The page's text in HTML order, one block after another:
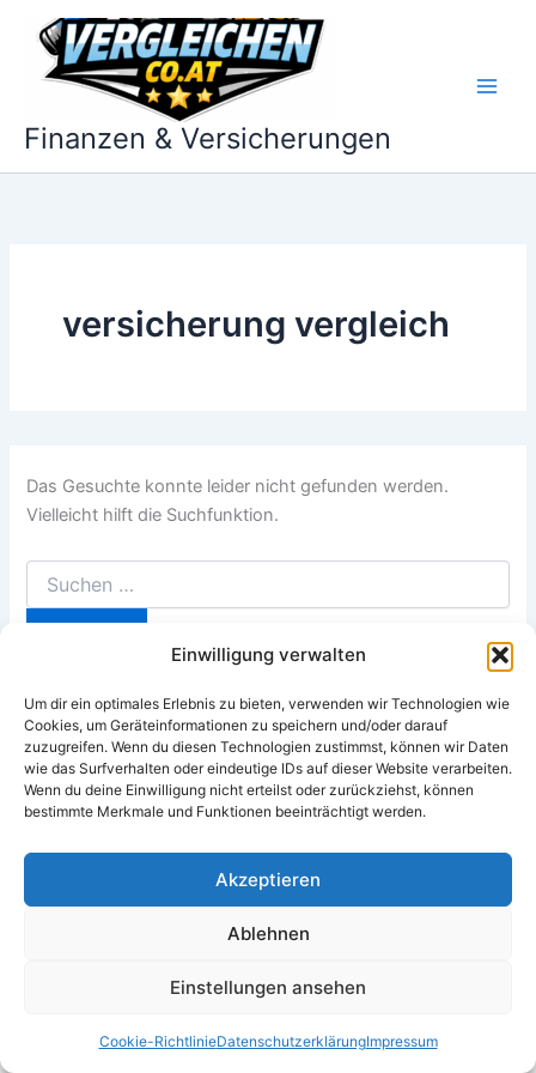
Einwilligung verwalten
Um dir ein optimales Erlebnis zu bieten, verwenden wir Technologien wie
Cookies, um Geräteinformationen zu speichern und/oder darauf
zuzugreifen. Wenn du diesen Technologien zustimmst, können wir Daten
wie das Surfverhalten oder eindeutige IDs auf dieser Website verarbeiten.
Wenn du deine Einwilligung nicht erteilst oder zurückziehst, können
bestimmte Merkmale und Funktionen beeinträchtigt werden.
Akzeptieren
Ablehnen
Einstellungen ansehen
Cookie-RichtlinieDatenschutzerklärungImpressum
Inhalt
springen
Finanzen & Versicherungen
versicherung vergleich
Das Gesuchte konnte leider nicht gefunden werden.
Vielleicht hilft die Suchfunktion.
Suchen
nach:
Copyright © 2026 vergleichen.co.at | Alle Rechte vorhanden
Datenschutzerklärung
Cookie-Richtlinie (EU)